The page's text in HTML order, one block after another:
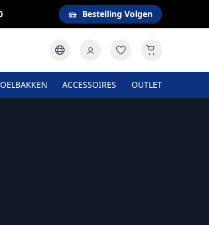
Bestelling Volgen
ACCESSOIRES OUTLET